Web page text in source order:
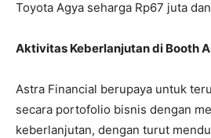
Toyota Agya seharga Rp67 juta
Aktivitas Keberlanjutan di Booth
Astra Financial berupaya untuk
secara portofolio bisnis dengan
keberlanjutan, dengan turut